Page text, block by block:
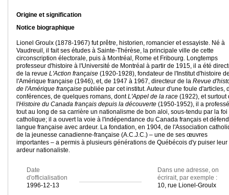
Origine et signification
Notice biographique
Lionel Groulx (1878-1967) fut prêtre, historien, romancier et essayiste. Né à
Vaudreuil, il fait ses études à Sainte-Thérèse, la principale ville de cette
circonscription électorale, puis à Montréal, Rome et Fribourg. Longtemps
professeur d'histoire à l'Université de Montréal à partir de 1915, il a été
de la revue L'Action française (1920-1928), fondateur de l'Institut d'histoire
l'Amérique française (1946), et, de 1947 à 1967, directeur de la Revue
de l'Amérique française publiée par cet institut. Auteur d'une foule d'articles,
conférences, de quelques romans, dontL'Appel de la race (1922), et surtout
l'Histoire du Canada français depuis la découverte (1950-1952), il a professé
tout au long de sa carrière un nationalisme de bon aloi, sous-tendu par la foi
catholique; il a ouvert la voie à l'indépendance du Canada français et
langue française avec ardeur. La fondation, en 1904, de l'Association
de la jeunesse canadienne-française (A.C.J.C.) – une de ses œuvres
importantes – a permis à plusieurs générations de Québécois d'y puiser leur
ardeur nationaliste.
Date
d'officialisation
1996-12-13
Dans une adresse, on
écrirait, par exemple :
10, rue Lionel-Groulx